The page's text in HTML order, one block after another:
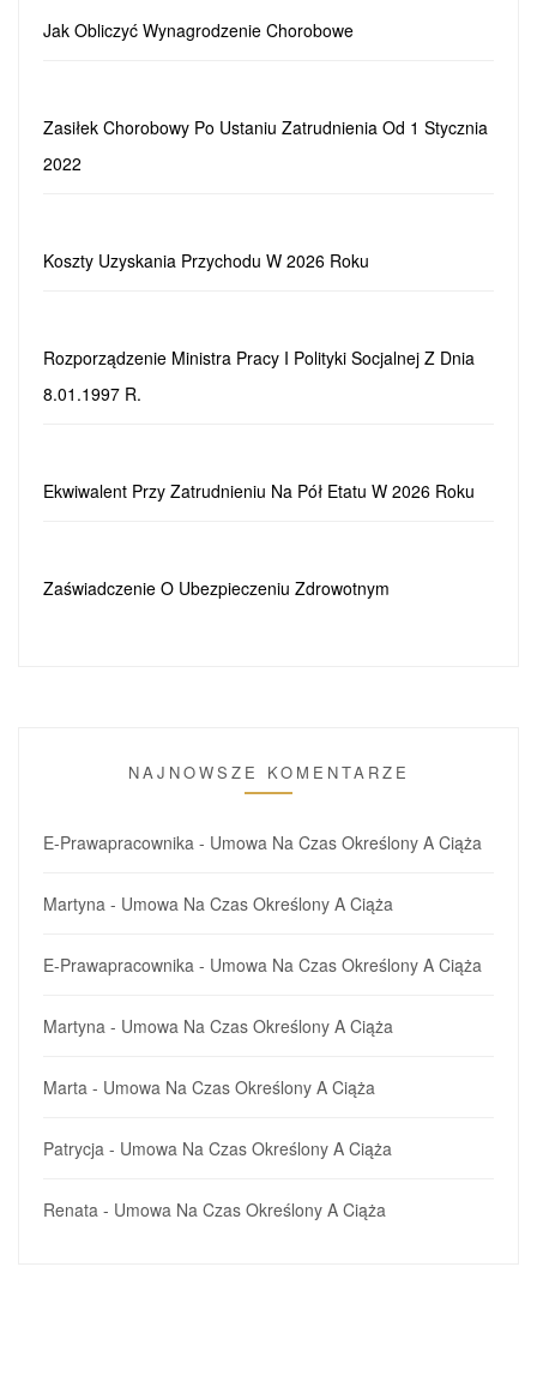
Jak Obliczyć Wynagrodzenie Chorobowe
Zasiłek Chorobowy Po Ustaniu Zatrudnienia Od 1 Stycznia
2022
Koszty Uzyskania Przychodu W 2026 Roku
Rozporządzenie Ministra Pracy I Polityki Socjalnej Z Dnia
8.01.1997 R.
Ekwiwalent Przy Zatrudnieniu Na Pół Etatu W 2026 Roku
Zaświadczenie O Ubezpieczeniu Zdrowotnym
NAJNOWSZE KOMENTARZE
E-Prawapracownika - Umowa Na Czas Określony A Ciąża
Martyna - Umowa Na Czas Określony A Ciąża
E-Prawapracownika - Umowa Na Czas Określony A Ciąża
Martyna - Umowa Na Czas Określony A Ciąża
Marta - Umowa Na Czas Określony A Ciąża
Patrycja - Umowa Na Czas Określony A Ciąża
Renata - Umowa Na Czas Określony A Ciąża